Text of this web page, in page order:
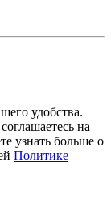
удобства.
на
узнать больше о
Политике